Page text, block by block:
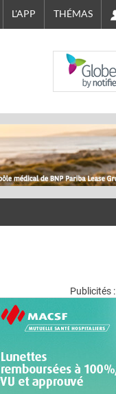
L'APP THÉMAS
NASDAQ
Publicités :